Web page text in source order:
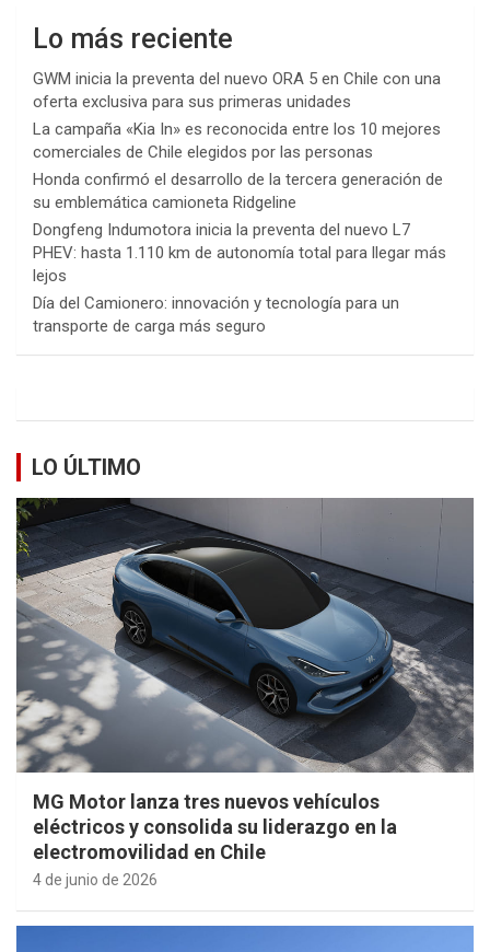
Lo más reciente
GWM inicia la preventa del nuevo ORA 5 en Chile con una
oferta exclusiva para sus primeras unidades
La campaña «Kia In» es reconocida entre los 10 mejores
comerciales de Chile elegidos por las personas
Honda confirmó el desarrollo de la tercera generación de
su emblemática camioneta Ridgeline
Dongfeng Indumotora inicia la preventa del nuevo L7
PHEV: hasta 1.110 km de autonomía total para llegar más
lejos
Día del Camionero: innovación y tecnología para un
transporte de carga más seguro
LO ÚLTIMO
MG Motor lanza tres nuevos vehículos
eléctricos y consolida su liderazgo en la
electromovilidad en Chile
4 de junio de 2026